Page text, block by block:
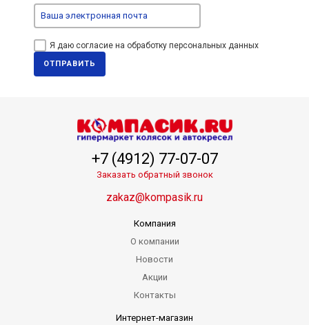
Я даю согласие на обработку персональных данных
ОТПРАВИТЬ
+7 (4912) 77-07-07
Заказать обратный звонок
zakaz@kompasik.ru
Компания
О компании
Новости
Акции
Контакты
Интернет-магазин